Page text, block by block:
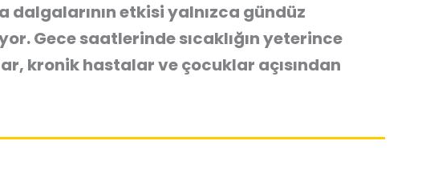
dalgalarının etkisi yalnızca gündüz
Gece saatlerinde sıcaklığın yeterince
kronik hastalar ve çocuklar açısından